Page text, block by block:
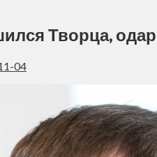
Творца,
04